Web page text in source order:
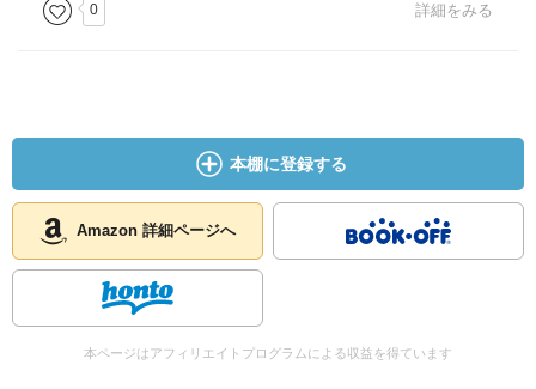
0 詳細をみる
本棚に登録する
Amazon 詳細ページへ
本ページはアフィリエイトプログラムによる収益を得ています